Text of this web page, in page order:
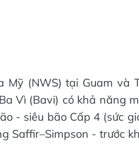
Mỹ (NWS) tại Guam và
Vì (Bavi) có khả năng
- siêu bão Cấp 4 (sức
Saffir–Simpson - trước